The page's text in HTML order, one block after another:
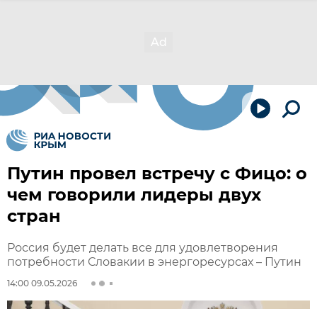
Путин провел встречу с Фицо: о
чем говорили лидеры двух
стран
Россия будет делать все для удовлетворения
потребности Словакии в энергоресурсах – Путин
14:00 09.05.2026